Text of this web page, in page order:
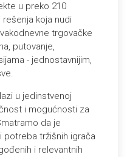
u preko 210
koja nudi
trgovačke
putovanje,
- jednostavnijim,
u jedinstvenoj
i mogućnosti za
da je
potreba tržišnih igrača
i relevantnih